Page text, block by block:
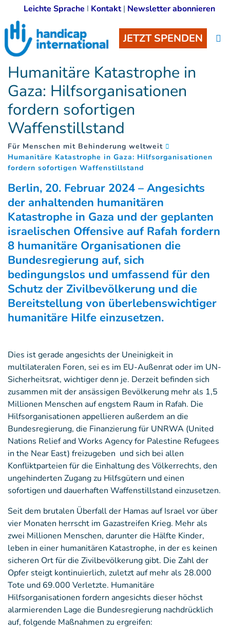
Leichte Sprache I Kontakt| Newsletter abonnieren
JETZT SPENDEN
Humanitäre Katastrophe in
Gaza: Hilfsorganisationen
fordern sofortigen
Waffenstillstand
Für Menschen mit Behinderung weltweit
Humanitäre Katastrophe in Gaza: Hilfsorganisationen
fordern sofortigen Waffenstillstand
Berlin, 20. Februar 2024 – Angesichts
der anhaltenden humanitären
Katastrophe in Gaza und der geplanten
israelischen Offensive auf Rafah fordern
8 humanitäre Organisationen die
Bundesregierung auf, sich
bedingungslos und umfassend für den
Schutz der Zivilbevölkerung und die
Bereitstellung von überlebenswichtiger
humanitäre Hilfe einzusetzen.
Dies ist gerade angesichts der Uneinigkeit in
multilateralen Foren, sei es im EU-Außenrat oder im UN-
Sicherheitsrat, wichtiger denn je. Derzeit befinden sich
zusammen mit der ansässigen Bevölkerung mehr als 1,5
Millionen Menschen auf engstem Raum in Rafah. Die
Hilfsorganisationen appellieren außerdem an die
Bundesregierung, die Finanzierung für UNRWA (United
Nations Relief and Works Agency for Palestine Refugees
in the Near East) freizugeben und sich bei allen
Konfliktparteien für die Einhaltung des Völkerrechts, den
ungehinderten Zugang zu Hilfsgütern und einen
sofortigen und dauerhaften Waffenstillstand einzusetzen.
Seit dem brutalen Überfall der Hamas auf Israel vor über
vier Monaten herrscht im Gazastreifen Krieg. Mehr als
zwei Millionen Menschen, darunter die Hälfte Kinder,
leben in einer humanitären Katastrophe, in der es keinen
sicheren Ort für die Zivilbevölkerung gibt. Die Zahl der
Opfer steigt kontinuierlich, zuletzt auf mehr als 28.000
Tote und 69.000 Verletzte. Humanitäre
Hilfsorganisationen fordern angesichts dieser höchst
alarmierenden Lage die Bundesregierung nachdrücklich
auf, folgende Maßnahmen zu ergreifen: